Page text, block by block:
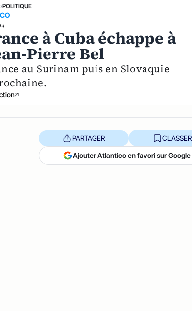
›POLITIQUE
à Cuba échappe à
Pierre Bel
au Surinam puis en Slovaquie
PARTAGER CLASSER
Ajouter Atlantico en favori sur Google